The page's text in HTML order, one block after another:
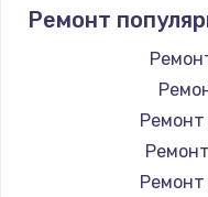
Ремонт
Ремонт
Ремонт